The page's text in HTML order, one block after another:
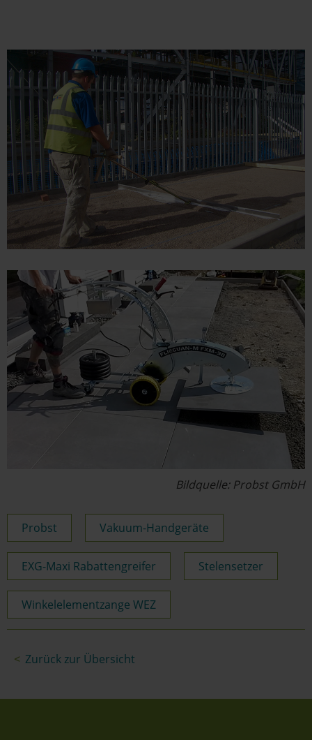
Bildquelle: Probst GmbH
Probst Vakuum-Handgeräte
EXG-Maxi Rabattengreifer Stelensetzer
Winkelelementzange WEZ
Zurück zur Übersicht